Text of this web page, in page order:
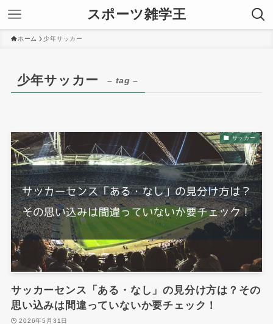
スポーツ雑学王
ホーム 少年サッカー
少年サッカー – tag –
サッカー
サッカーセンス「ある・なし」の見分け方は？その
思い込みは間違っていないか要チェック！
2026年5月31日